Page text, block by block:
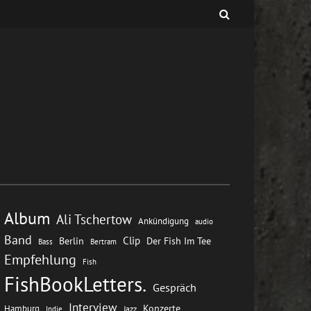
Album Ali Tschertow Ankündigung audio
Band Bass Berlin Bertram Clip Der Fish Im Tee
Empfehlung Fish
FishBookLetters. Gespräch
Hamburg Indie Interview Jazz Konzerte